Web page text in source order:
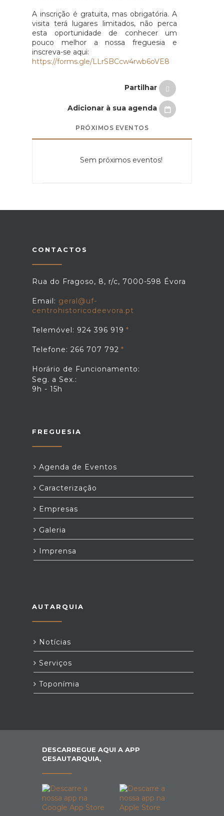
A inscrição é gratuita, mas obrigatória. A
visita terá lugares limitados, não perca
esta oportunidade de conhecer um
pouco melhor a nossa freguesia e
inscreva-se aqui:
https://forms.gle/LLrSBCcw4rwb6oVE8
Partilhar
Adicionar à sua agenda
PRÓXIMOS EVENTOS
Sem próximos eventos!
CONTACTOS
Rua do Fragoso, 8, r/c, 7000-598 Évora
Email: geral@uf-
centrohistoricodeevora.pt
Telemóvel: 924 396 919
Telefone: 266 707 792
Horário de Funcionamento:
Seg. a Sex.:
9h - 15h
FREGUESIA
Agenda de Eventos
Caracterização
Empresas
Galeria
Imprensa
AUTARQUIA
Notícias
Serviços
Toponímia
DESCARREGUE AQUI A APP
GESAUTARQUIA,